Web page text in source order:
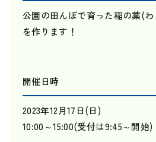
公園の田んぼで育った稲の藁(
を作ります！
開催日時
2023年12月17日(日)
10:00～15:00(受付は9:45～開始)